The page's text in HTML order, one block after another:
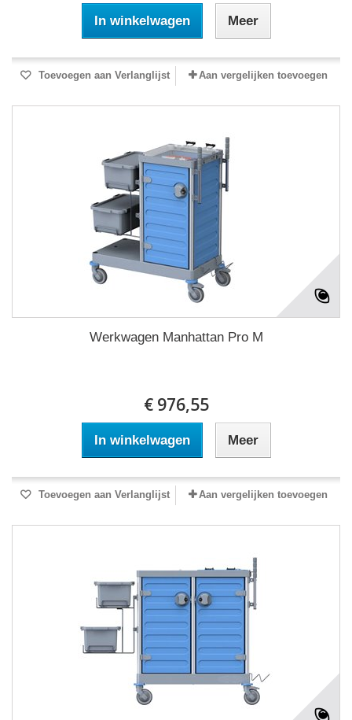
In winkelwagen Meer
Toevoegen aan Verlanglijst Aan vergelijken toevoegen
Werkwagen Manhattan Pro M
€ 976,55
In winkelwagen Meer
Toevoegen aan Verlanglijst Aan vergelijken toevoegen